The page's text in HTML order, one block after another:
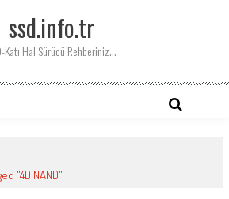
ssd.info.tr
Katı Hal Sürücü Rehberiniz…
"4D NAND"